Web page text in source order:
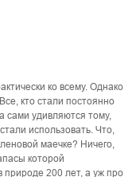
ко всему. Однако
кто стали постоянно
сами удивляются тому,
использовать. Что,
маечке? Ничего,
которой
природе 200 лет, а уж про